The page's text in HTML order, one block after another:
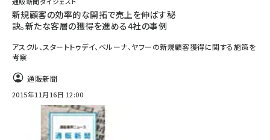
新規顧客の効率的な開拓で売上を伸ばす秘
訣。新たな客層の獲得を進める4社の事例
アスクル、スタートトゥデイ、ベルーナ、ヤフーの新規顧客獲得に関する施策を
考察
通販新聞
2015年11月16日 12:00